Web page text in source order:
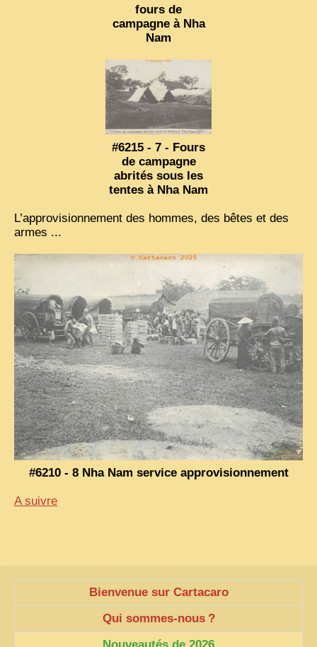
fours de
campagne à Nha
Nam
#6215 - 7 - Fours
de campagne
abrités sous les
tentes à Nha Nam
L’approvisionnement des hommes, des bêtes et des
armes ...
#6210 - 8 Nha Nam service approvisionnement
A suivre
Bienvenue sur Cartacaro
Qui sommes-nous ?